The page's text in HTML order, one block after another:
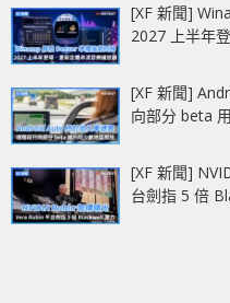
[XF 新聞]
2027 上半年
[XF 新聞]
向部分 beta
[XF 新聞]
台劍指 5 倍